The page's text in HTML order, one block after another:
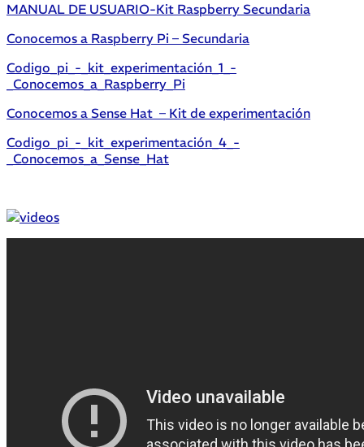
MANUAL DE USUARIO-Kit Raspberry Secundaria
Conocemos a Raspberry Pi – Secundaria
Codigo_pi_-_kit_experimentación_1_-
_Conocemos_a_Raspberry_Pi
Conocemos a Sense Hat – Kit de experimentación
Codigo_pi_-_kit_experimentación_4_-
_Conocemos_a_Sense_Hat